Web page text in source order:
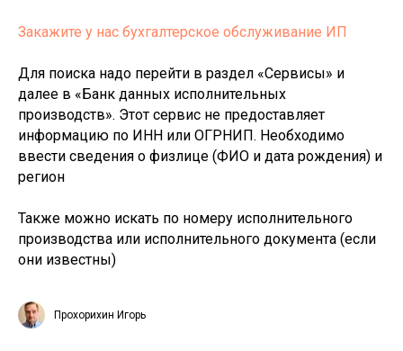
Закажите у нас бухгалтерское обслуживание ИП
Для поиска надо перейти в раздел «Сервисы» и
далее в «Банк данных исполнительных
производств». Этот сервис не предоставляет
информацию по ИНН или ОГРНИП. Необходимо
ввести сведения о физлице (ФИО и дата рождения) и
регион
Также можно искать по номеру исполнительного
производства или исполнительного документа (если
они известны)
Прохорихин Игорь